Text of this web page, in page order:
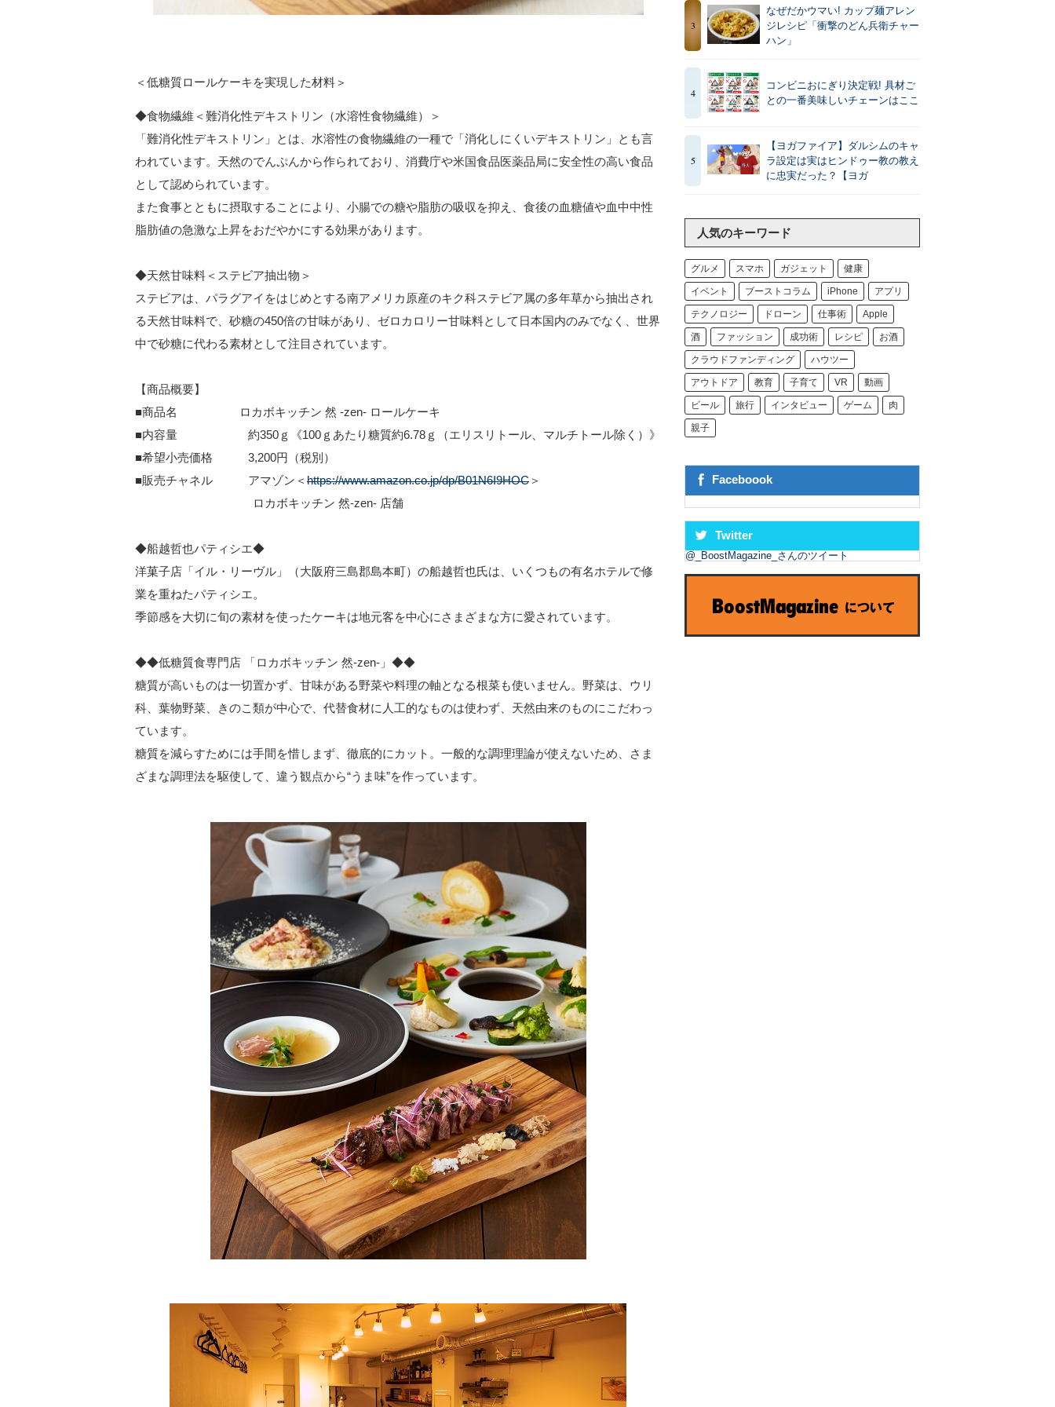
＜低糖質ロールケーキを実現した材料＞
◆食物繊維＜難消化性デキストリン（水溶性食物繊維）＞
「難消化性デキストリン」とは、水溶性の食物繊維の一種で「消化しにくいデキストリン」とも言
われています。天然のでんぷんから作られており、消費庁や米国食品医薬品局に安全性の高い食品
として認められています。
また食事とともに摂取することにより、小腸での糖や脂肪の吸収を抑え、食後の血糖値や血中中性
脂肪値の急激な上昇をおだやかにする効果があります。
◆天然甘味料＜ステビア抽出物＞
ステビアは、パラグアイをはじめとする南アメリカ原産のキク科ステビア属の多年草から抽出され
る天然甘味料で、砂糖の450倍の甘味があり、ゼロカロリー甘味料として日本国内のみでなく、世界
中で砂糖に代わる素材として注目されています。
【商品概要】
■商品名 ロカボキッチン 然 -zen- ロールケーキ
■内容量 約350ｇ《100ｇあたり糖質約6.78ｇ（エリスリトール、マルチトール除く）》
■希望小売価格 3,200円（税別）
■販売チャネル アマゾン＜https://www.amazon.co.jp/dp/B01N6I9HOC＞
ロカボキッチン 然-zen- 店舗
◆船越哲也パティシエ◆
洋菓子店「イル・リーヴル」（大阪府三島郡島本町）の船越哲也氏は、いくつもの有名ホテルで修
業を重ねたパティシエ。
季節感を大切に旬の素材を使ったケーキは地元客を中心にさまざまな方に愛されています。
◆◆低糖質食専門店 「ロカボキッチン 然-zen-」◆◆
糖質が高いものは一切置かず、甘味がある野菜や料理の軸となる根菜も使いません。野菜は、ウリ
科、葉物野菜、きのこ類が中心で、代替食材に人工的なものは使わず、天然由来のものにこだわっ
ています。
糖質を減らすためには手間を惜しまず、徹底的にカット。一般的な調理理論が使えないため、さま
ざまな調理法を駆使して、違う観点から“うま味”を作っています。
3
なぜだかウマい! カップ麺アレン
ジレシピ「衝撃のどん兵衛チャー
ハン」
4
コンビニおにぎり決定戦! 具材ご
との一番美味しいチェーンはここ
5
【ヨガファイア】ダルシムのキャ
ラ設定は実はヒンドゥー教の教え
に忠実だった？【ヨガ
人気のキーワード
グルメ スマホ ガジェット 健康
イベント ブーストコラム iPhone アプリ
テクノロジー ドローン 仕事術 Apple
酒 ファッション 成功術 レシピ お酒
クラウドファンディング ハウツー
アウトドア 教育 子育て VR 動画
ビール 旅行 インタビュー ゲーム 肉
親子
Faceboook
Twitter
@_BoostMagazine_さんのツイート